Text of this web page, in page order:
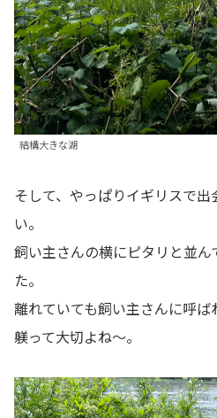
結構大きな湖
そして、やっぱりイギリスで
い。
飼い主さんの横にピタリと並
た。
離れていても飼い主さんに呼ば
躾って大切よね～。